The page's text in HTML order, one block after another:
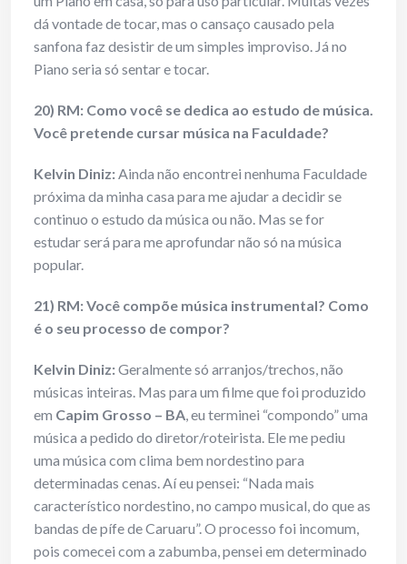
dá vontade de tocar, mas o cansaço causado pela
sanfona faz desistir de um simples improviso. Já no
Piano seria só sentar e tocar.
20) RM: Como você se dedica ao estudo de música.
Você pretende cursar música na Faculdade?
Kelvin Diniz:Ainda não encontrei nenhuma Faculdade
próxima da minha casa para me ajudar a decidir se
continuo o estudo da música ou não. Mas se for
estudar será para me aprofundar não só na música
popular.
21) RM: Você compõe música instrumental? Como
é o seu processo de compor?
Kelvin Diniz:Geralmente só arranjos/trechos, não
músicas inteiras. Mas para um filme que foi produzido
em Capim Grosso – BA, eu terminei “compondo” uma
música a pedido do diretor/roteirista. Ele me pediu
uma música com clima bem nordestino para
determinadas cenas. Aí eu pensei: “Nada mais
característico nordestino, no campo musical, do que as
bandas de pífe de Caruaru”. O processo foi incomum,
pois comecei com a zabumba, pensei em determinado